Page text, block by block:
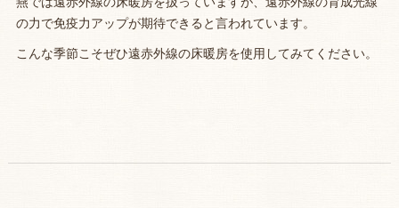
の力で免疫力アップが期待できると言われています。
こんな季節こそぜひ遠赤外線の床暖房を使用してみてください。